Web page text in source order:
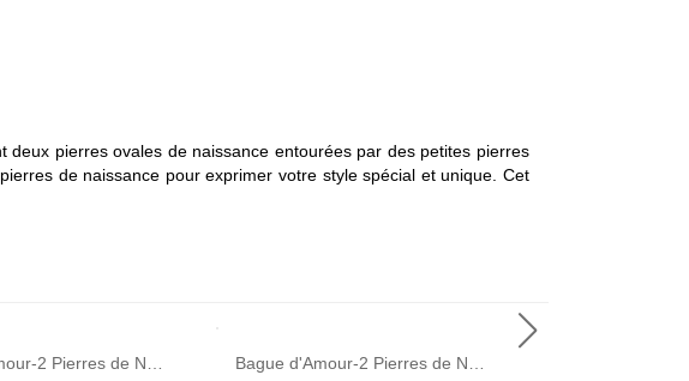
pierres ovales de naissance entourées par des petites pierres
de naissance pour exprimer votre style spécial et unique. Cet